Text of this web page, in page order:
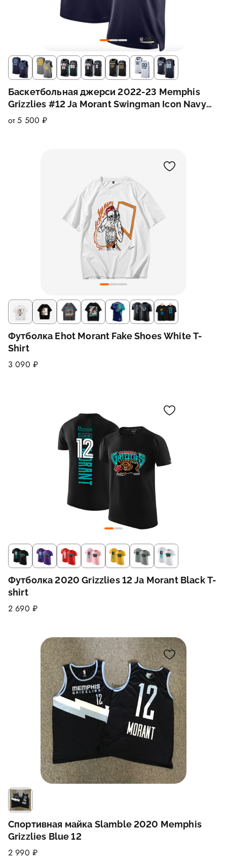
Баскетбольная джерси 2022-23 Memphis
Grizzlies #12 Ja Morant Swingman Icon Navy
Jersey
от 5 500 ₽
Футболка Ehot Morant Fake Shoes White T-
Shirt
3 090 ₽
Футболка 2020 Grizzlies 12 Ja Morant Black T-
shirt
2 690 ₽
Спортивная майка Slamble 2020 Memphis
Grizzlies Blue 12
2 990 ₽